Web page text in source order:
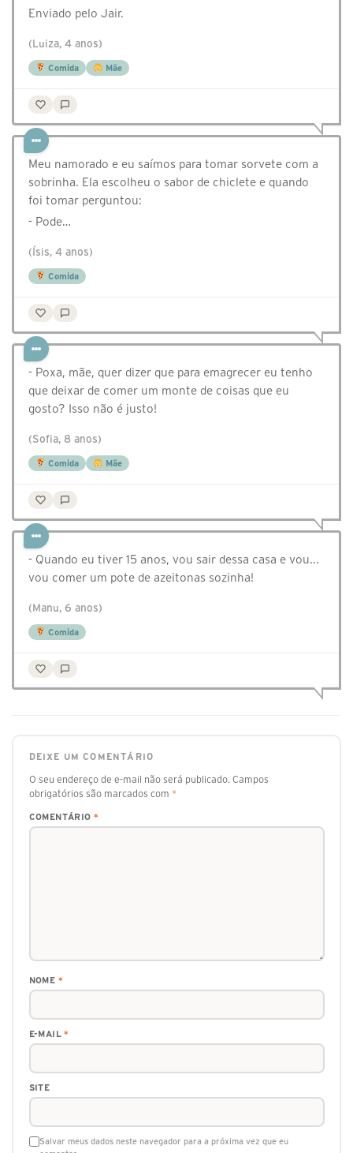
Enviado pelo Jair.
(Luiza, 4 anos)
Comida Mãe
Meu namorado e eu saímos para tomar sorvete com a
sobrinha. Ela escolheu o sabor de chiclete e quando
foi tomar perguntou:
- Pode…
(Ísis, 4 anos)
Comida
- Poxa, mãe, quer dizer que para emagrecer eu tenho
que deixar de comer um monte de coisas que eu
gosto? Isso não é justo!
(Sofia, 8 anos)
Comida Mãe
- Quando eu tiver 15 anos, vou sair dessa casa e vou...
vou comer um pote de azeitonas sozinha!
(Manu, 6 anos)
Comida
DEIXE UM COMENTÁRIO
O seu endereço de e-mail não será publicado. Campos
obrigatórios são marcados com *
COMENTÁRIO *
NOME *
E-MAIL*
SITE
Salvar meus dados neste navegador para a próxima vez que eu